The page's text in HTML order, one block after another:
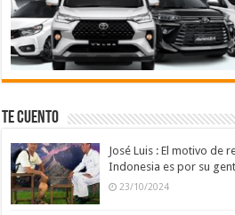
TE CUENTO
José Luis : El motivo de
Indonesia es por su
23/10/2024